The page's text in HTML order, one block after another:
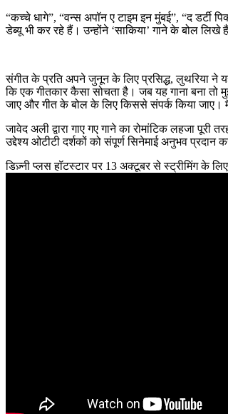
“कच्चे धागे”, “वन्स अपॉन ए टाइम इन मुंबई”, “द डर्टी
डेब्यू भी कर रहे हैं। उन्होंने ‘साकिया’ गाने के बोल
संगीत के प्रति अपने जुनून के लिए प्रसिद्ध, लुथरिया ने
कि एक गीतकार कैसा सोचता है। जब यह गाना बना
जाए और गीत के बोल के लिए किससे संपर्क किया जाए।
जावेद अली द्वारा गाए गए गाने का रोमांटिक लहजा
उद्देश्य ओटीटी दर्शकों को संपूर्ण सिनेमाई अनुभव प्रदान
डिज़्नी प्लस हॉटस्टार पर 13 अक्टूबर से स्ट्रीमिंग के